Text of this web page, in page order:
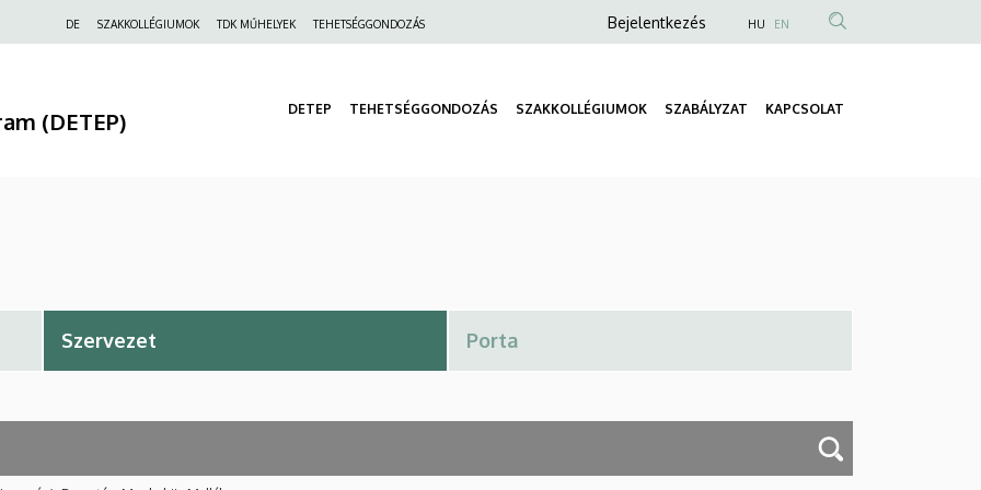
Felső
DE SZAKKOLLÉGIUMOK TDK MŰHELYEK TEHETSÉGGONDOZÁS
Anonim
menüje
Bejelentkezés HU EN
(DETEP) DETEP TEHETSÉGGONDOZÁS SZAKKOLLÉGIUMOK SZABÁLYZAT KAPCSOLAT